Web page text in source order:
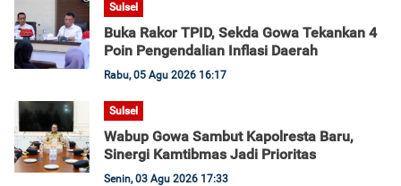
Sulsel
Buka Rakor TPID, Sekda Gowa Tekankan 4
Poin Pengendalian Inflasi Daerah
Rabu, 05 Agu 2026 16:17
Sulsel
Wabup Gowa Sambut Kapolresta Baru,
Sinergi Kamtibmas Jadi Prioritas
Senin, 03 Agu 2026 17:33